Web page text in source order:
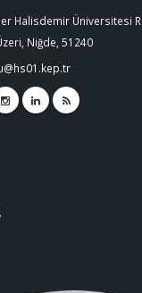
Halisdemir Üniversitesi
Niğde, 51240